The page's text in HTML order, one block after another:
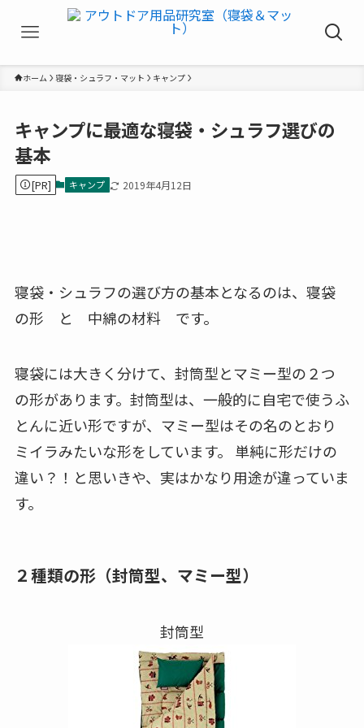
ホーム 寝袋・シュラフ・マット キャンプ
キャンプに最適な寝袋・シュラフ選びの
基本
[PR] キャンプ 2019年4月12日
寝袋・シュラフの選び方の基本となるのは、寝袋
の形 と 中綿の材料 です。
寝袋には大きく分けて、封筒型とマミー型の２つ
の形があります。封筒型は、一般的に自宅で使うふ
とんに近い形ですが、マミー型はその名のとおり
ミイラみたいな形をしています。 単純に形だけの
違い？！と思いきや、実はかなり用途が違っていま
す。
２種類の形（封筒型、マミー型）
封筒型